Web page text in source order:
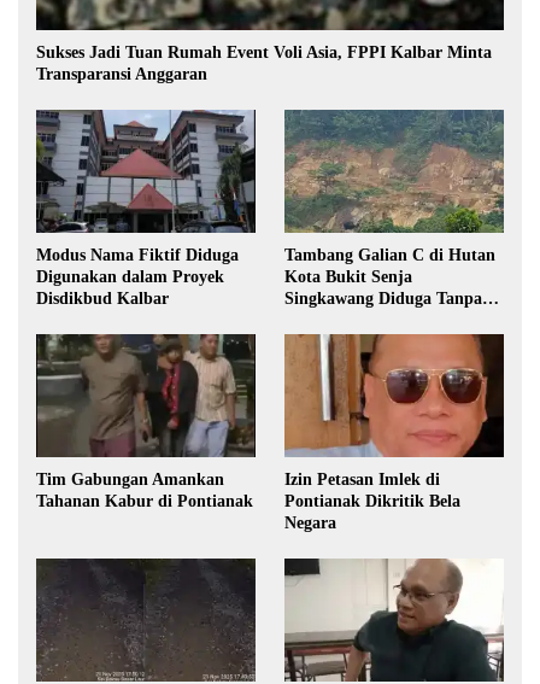
Sukses Jadi Tuan Rumah Event Voli Asia, FPPI Kalbar Minta
Transparansi Anggaran
Modus Nama Fiktif Diduga
Digunakan dalam Proyek
Disdikbud Kalbar
Tambang Galian C di Hutan
Kota Bukit Senja
Singkawang Diduga Tanpa
Tim Gabungan Amankan
Tahanan Kabur di Pontianak
Izin Petasan Imlek di
Pontianak Dikritik Bela
Negara